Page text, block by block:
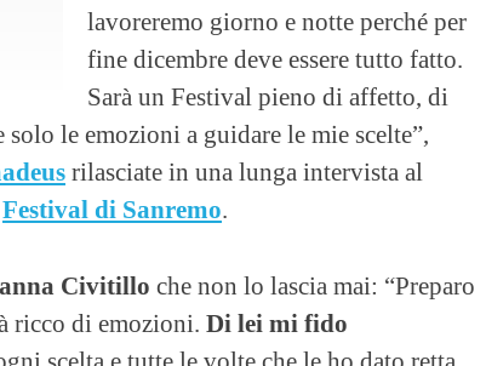
lavoreremo giorno e notte perché per
fine dicembre deve essere tutto fatto.
Sarà un Festival pieno di affetto, di
solo le emozioni a guidare le mie scelte”,
rilasciate in una lunga intervista al
Festival di Sanremo.
Civitillo che non lo lascia mai: “Preparo
ricco di emozioni. Di lei mi fido
scelta e tutte le volte che le ho dato retta,